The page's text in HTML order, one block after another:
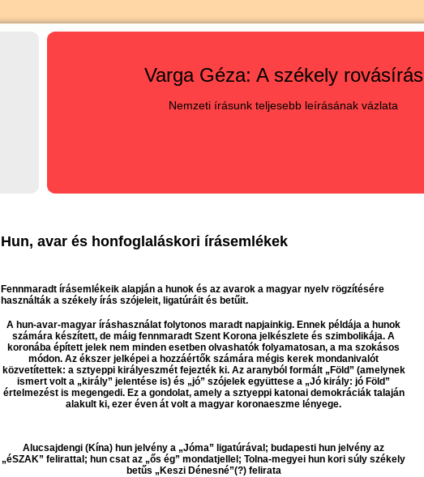
Varga Géza: A székely rovásírás
Nemzeti írásunk teljesebb leírásának vázlata
Hun, avar és honfoglaláskori írásemlékek
Fennmaradt írásemlékeik alapján a hunok és az avarok a magyar nyelv rögzítésére
használták a székely írás szójeleit, ligatúráit és betűit.
A hun-avar-magyar íráshasználat folytonos maradt napjainkig. Ennek példája a hunok
számára készített, de máig fennmaradt Szent Korona jelkészlete és szimbolikája. A
koronába épített jelek nem minden esetben olvashatók folyamatosan, a ma szokásos
módon. Az ékszer jelképei a hozzáértők számára mégis kerek mondanivalót
közvetítettek: a sztyeppi királyeszmét fejezték ki. Az aranyból formált „Föld” (amelynek
ismert volt a „király” jelentése is) és „jó” szójelek együttese a „Jó király: jó Föld”
értelmezést is megengedi. Ez a gondolat, amely a sztyeppi katonai demokráciák talaján
alakult ki, ezer éven át volt a magyar koronaeszme lényege.
Alucsajdengi (Kína) hun jelvény a „Jóma” ligatúrával; budapesti hun jelvény az
„éSZAK” felirattal; hun csat az „ős ég” mondatjellel; Tolna-megyei hun kori súly székely
betűs „Keszi Dénesné”(?) felirata